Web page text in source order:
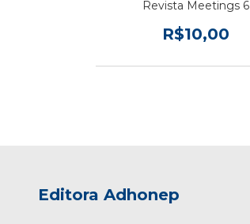
Revista Meetings 6
R$10,00
Editora Adhonep